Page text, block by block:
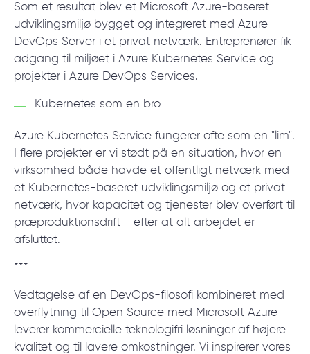
Som et resultat blev et Microsoft Azure-baseret
udviklingsmiljø bygget og integreret med Azure
DevOps Server i et privat netværk. Entreprenører fik
adgang til miljøet i Azure Kubernetes Service og
projekter i Azure DevOps Services.
Kubernetes som en bro
Azure Kubernetes Service fungerer ofte som en "lim".
I flere projekter er vi stødt på en situation, hvor en
virksomhed både havde et offentligt netværk med
et Kubernetes-baseret udviklingsmiljø og et privat
netværk, hvor kapacitet og tjenester blev overført til
præproduktionsdrift - efter at alt arbejdet er
afsluttet.
***
Vedtagelse af en DevOps-filosofi kombineret med
overflytning til Open Source med Microsoft Azure
leverer kommercielle teknologifri løsninger af højere
kvalitet og til lavere omkostninger. Vi inspirerer vores